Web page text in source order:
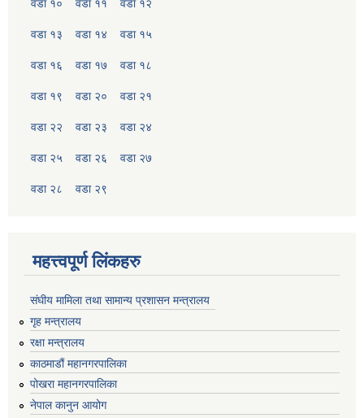
वडा १० वडा ११ वडा १२
वडा १३ वडा १४ वडा १५
वडा १६ वडा १७ वडा १८
वडा १९ वडा २० वडा २१
वडा २२ वडा २३ वडा २४
वडा २५ वडा २६ वडा २७
वडा २८ वडा २९
महत्त्वपूर्ण लिंकहरु
संघीय मामिला तथा सामान्य प्रशासन मन्त्रालय
गृह मन्त्रालय
रक्षा मन्त्रालय
काठमाडौं महानगरपालिका
पोखरा महानगरपालिका
नेपाल कानुन आयोग